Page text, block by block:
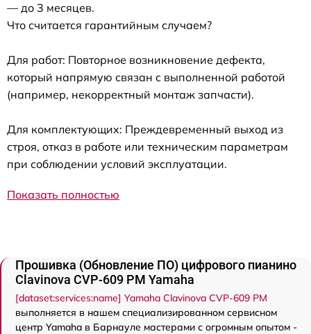
— до 3 месяцев.
Что считается гарантийным случаем?
Для работ: Повторное возникновение дефекта,
который напрямую связан с выполненной работой
(например, некорректный монтаж запчасти).
Для комплектующих: Преждевременный выход из
строя, отказ в работе или техническим параметрам
при соблюдении условий эксплуатации.
Показать полностью
Прошивка (Обновление ПО) цифрового пианино
Clavinova CVP-609 PM Yamaha
[dataset:services:name] Yamaha Clavinova CVP-609 PM
выполняется в нашем специализированном сервисном
центр Yamaha в Барнауле мастерами с огромным опытом -